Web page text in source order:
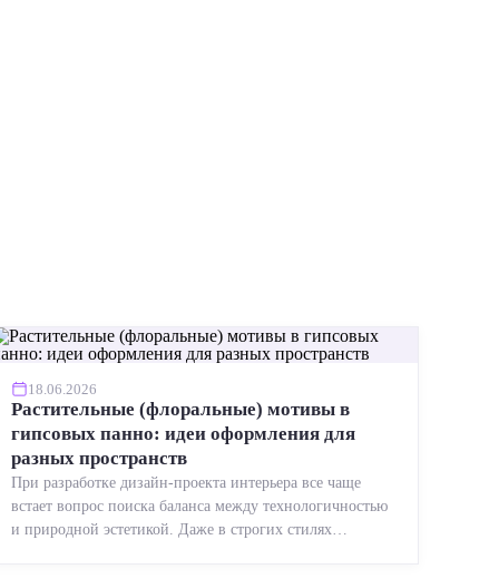
18.06.2026
Растительные (флоральные) мотивы в
гипсовых панно: идеи оформления для
разных пространств
При разработке дизайн-проекта интерьера все чаще
встает вопрос поиска баланса между технологичностью
и природной эстетикой. Даже в строгих стилях